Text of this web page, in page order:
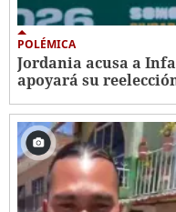
POLÉMICA
Jordania acusa a
apoyará su